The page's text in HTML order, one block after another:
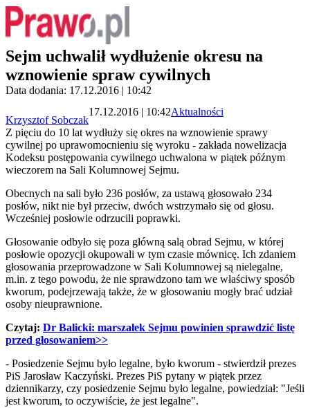
Sejm uchwalił wydłużenie okresu na
wznowienie spraw cywilnych
Data dodania: 17.12.2016 | 10:42
Krzysztof Sobczak
17.12.2016 | 10:42Aktualności
Z pięciu do 10 lat wydłuży się okres na wznowienie sprawy
cywilnej po uprawomocnieniu się wyroku - zakłada nowelizacja
Kodeksu postępowania cywilnego uchwalona w piątek późnym
wieczorem na Sali Kolumnowej Sejmu.
Obecnych na sali było 236 posłów, za ustawą głosowało 234
posłów, nikt nie był przeciw, dwóch wstrzymało się od głosu.
Wcześniej posłowie odrzucili poprawki.
Głosowanie odbyło się poza główną salą obrad Sejmu, w której
posłowie opozycji okupowali w tym czasie mównicę. Ich zdaniem
głosowania przeprowadzone w Sali Kolumnowej są nielegalne,
m.in. z tego powodu, że nie sprawdzono tam we właściwy sposób
kworum, podejrzewają także, że w głosowaniu mogły brać udział
osoby nieuprawnione.
Czytaj: Dr Balicki: marszałek Sejmu powinien sprawdzić listę
przed głosowaniem>>
- Posiedzenie Sejmu było legalne, było kworum - stwierdził prezes
PiS Jarosław Kaczyński. Prezes PiS pytany w piątek przez
dziennikarzy, czy posiedzenie Sejmu było legalne, powiedział: "Jeśli
jest kworum, to oczywiście, że jest legalne".